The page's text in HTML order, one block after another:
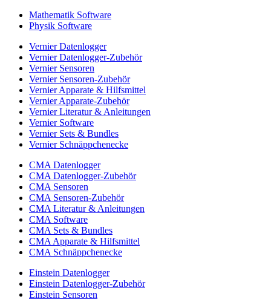
Mathematik Software
Physik Software
Vernier Datenlogger
Vernier Datenlogger-Zubehör
Vernier Sensoren
Vernier Sensoren-Zubehör
Vernier Apparate & Hilfsmittel
Vernier Apparate-Zubehör
Vernier Literatur & Anleitungen
Vernier Software
Vernier Sets & Bundles
Vernier Schnäppchenecke
CMA Datenlogger
CMA Datenlogger-Zubehör
CMA Sensoren
CMA Sensoren-Zubehör
CMA Literatur & Anleitungen
CMA Software
CMA Sets & Bundles
CMA Apparate & Hilfsmittel
CMA Schnäppchenecke
Einstein Datenlogger
Einstein Datenlogger-Zubehör
Einstein Sensoren